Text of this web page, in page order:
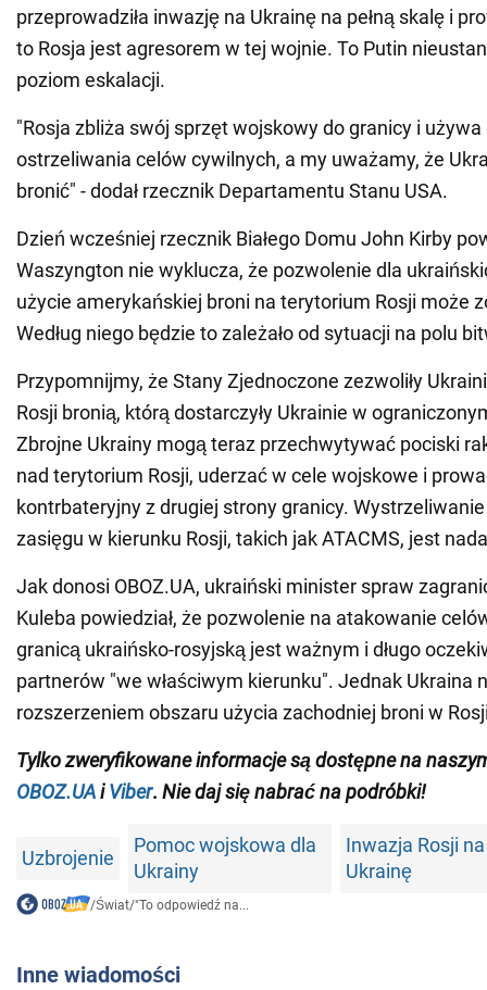
przeprowadziła inwazję na Ukrainę na pełną skalę i
to Rosja jest agresorem w tej wojnie. To Putin
poziom eskalacji.
"Rosja zbliża swój sprzęt wojskowy do granicy i używa
ostrzeliwania celów cywilnych, a my uważamy, że
bronić" - dodał rzecznik Departamentu Stanu USA.
Dzień wcześniej rzecznik Białego Domu John Kirby
Waszyngton nie wyklucza, że pozwolenie dla
użycie amerykańskiej broni na terytorium Rosji może
Według niego będzie to zależało od sytuacji na polu
Przypomnijmy, że Stany Zjednoczone zezwoliły
Rosji bronią, którą dostarczyły Ukrainie w
Zbrojne Ukrainy mogą teraz przechwytywać pociski
nad terytorium Rosji, uderzać w cele wojskowe i
kontrbateryjny z drugiej strony granicy.
zasięgu w kierunku Rosji, takich jak ATACMS, jest
Jak donosi OBOZ.UA, ukraiński minister spraw
Kuleba powiedział, że pozwolenie na atakowanie
granicą ukraińsko-rosyjską jest ważnym i długo
partnerów "we właściwym kierunku". Jednak Ukraina
rozszerzeniem obszaru użycia zachodniej broni w
Tylkozweryfikowane informacje są dostępne na
OBOZ.UAiViber. Nie daj się nabrać na podróbki!
Uzbrojenie
Pomoc wojskowa dla
Ukrainy
Inwazja Rosji na
Ukrainę
/Świat/"To odpowiedź na...
Inne wiadomości